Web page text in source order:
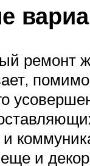
ремонт
помимо
и